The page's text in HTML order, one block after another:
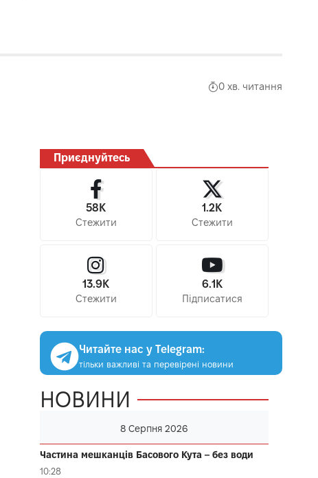
0 хв. читання
Приєднуйтесь
58K
Стежити
1.2K
Стежити
13.9K
Стежити
6.1K
Підписатися
Читайте нас у Telegram:
тільки важливі та перевірені новини
НОВИНИ
8 Серпня 2026
Частина мешканців Басового Кута – без води
10:28